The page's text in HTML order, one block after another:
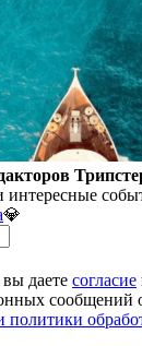
💎
даете согласие
сообщений
политики